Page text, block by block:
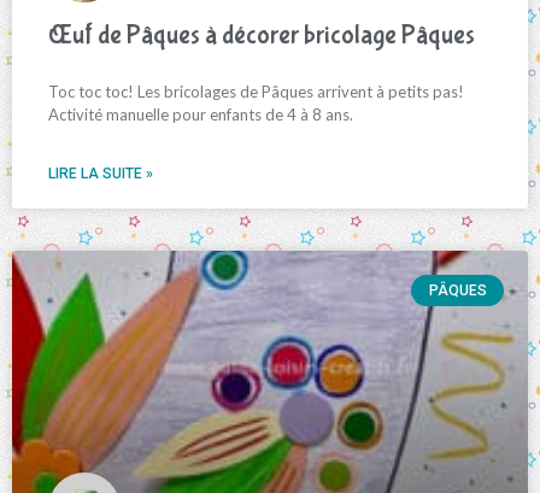
Œuf de Pâques à décorer bricolage Pâques
Toc toc toc! Les bricolages de Pâques arrivent à petits pas!
Activité manuelle pour enfants de 4 à 8 ans.
LIRE LA SUITE »
PÂQUES